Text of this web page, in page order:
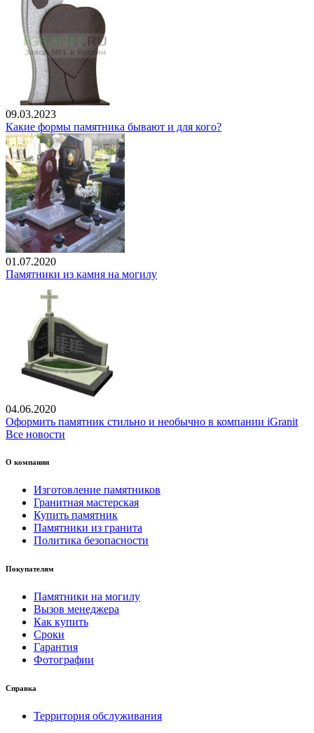
09.03.2023
Какие формы памятника бывают и для кого?
01.07.2020
Памятники из камня на могилу
04.06.2020
Оформить памятник стильно и необычно в компании iGranit
Все новости
О компании
Изготовление памятников
Гранитная мастерская
Купить памятник
Памятники из гранита
Политика безопасности
Покупателям
Памятники на могилу
Вызов менеджера
Как купить
Сроки
Гарантия
Фотографии
Справка
Территория обслуживания